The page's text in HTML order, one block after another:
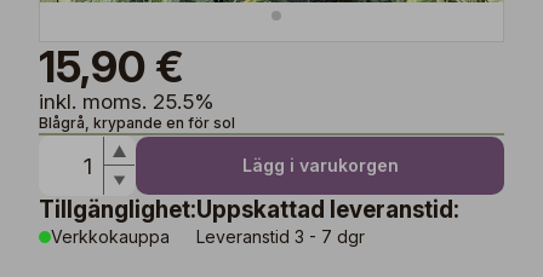
15,90 €
inkl. moms. 25.5%
Blågrå, krypande en för sol
Lägg i varukorgen
Tillgänglighet:
Verkkokauppa
Uppskattad leveranstid:
Leveranstid 3 - 7 dgr